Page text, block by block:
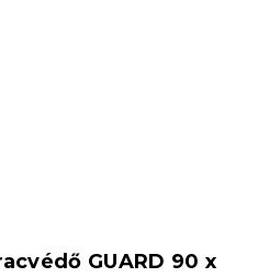
GUARD 90 x